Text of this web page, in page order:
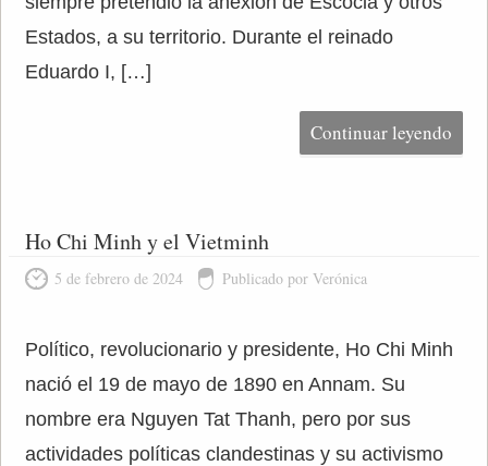
Estados, a su territorio. Durante el reinado
Eduardo I, […]
Continuar leyendo
Ho Chi Minh y el Vietminh
5 de febrero de 2024 Publicado por Verónica
Político, revolucionario y presidente, Ho Chi Minh
nació el 19 de mayo de 1890 en Annam. Su
nombre era Nguyen Tat Thanh, pero por sus
actividades políticas clandestinas y su activismo